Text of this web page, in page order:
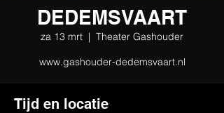
DEDEMSVAART
za 13 mrt
  |
Theater Gashouder
www.gashouder-dedemsvaart.nl
Tijd en locatie